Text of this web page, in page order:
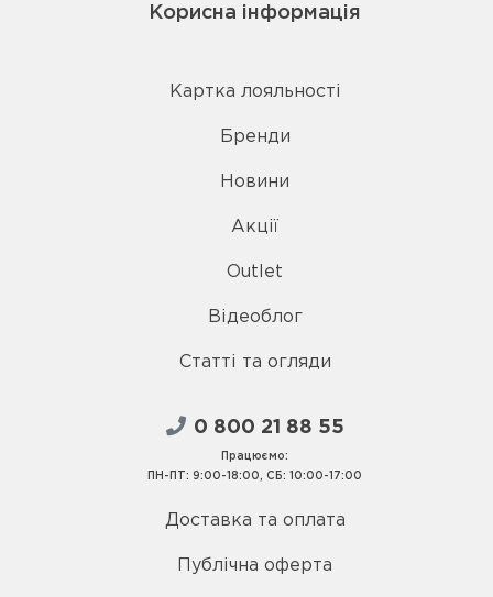
Корисна інформація
Картка лояльності
Бренди
Новини
Акції
Outlet
Відеоблог
Статті та огляди
0 800 21 88 55
Працюємо:
ПН-ПТ: 9:00-18:00, СБ: 10:00-17:00
Доставка та оплата
Публічна оферта